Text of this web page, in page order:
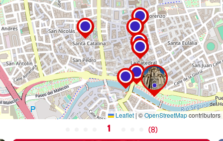
Leaflet | ©OpenStreetMapcontributors
1 (8)